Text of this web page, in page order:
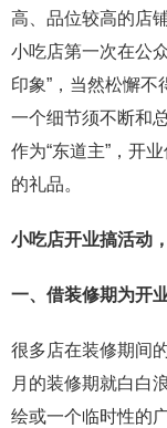
高、品位较高的店
小吃店第一次在公
印象”，当然松懈
一个细节须不断和
作为“东道主”，开
的礼品。
小吃店开业搞活动
一、借装修期为开
很多店在装修期间
月的装修期就白白
绘或一个临时性的